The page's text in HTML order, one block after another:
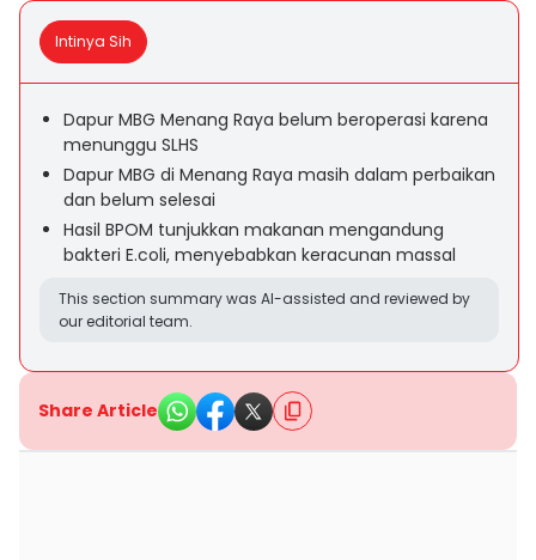
Intinya Sih
Dapur MBG Menang Raya belum beroperasi karena
menunggu SLHS
Dapur MBG di Menang Raya masih dalam perbaikan
dan belum selesai
Hasil BPOM tunjukkan makanan mengandung
bakteri E.coli, menyebabkan keracunan massal
This section summary was AI-assisted and reviewed by
our editorial team.
Share Article